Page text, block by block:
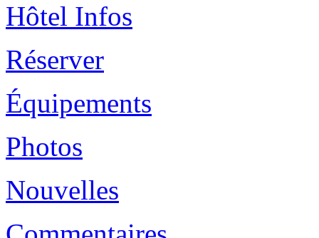
Hôtel Infos
Réserver
Équipements
Photos
Nouvelles